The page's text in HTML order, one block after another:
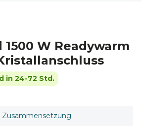
W Readywarm
in 24-72 Std.
Zusammensetzung